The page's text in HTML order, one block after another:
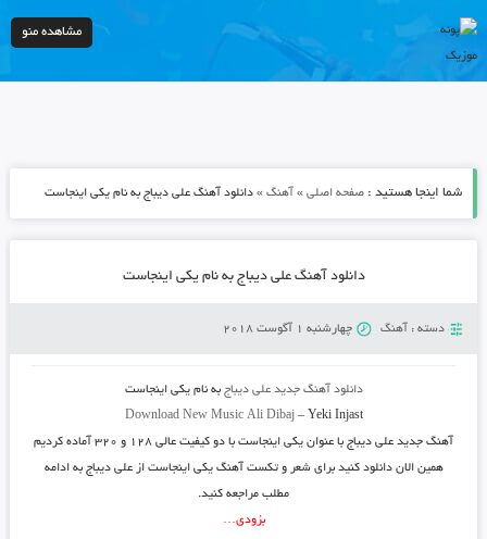
مشاهده منو
شما اینجا هستید : صفحه اصلی» آهنگ» دانلود آهنگ علی دیباج به نام یکی اینجاست
دانلود آهنگ علی دیباج به نام یکی اینجاست
دسته : آهنگ چهارشنبه 1 آگوست 2018
دانلود آهنگ جدید علی دیباج به نامیکی اینجاست
Download New Music Ali Dibaj– Yeki Injast
آهنگ جدید علی دیباج با عنوان یکی اینجاست با دو کیفیت عالی ۱۲۸ و ۳۲۰ آماده کردیم
همین الان دانلود کنید برای شعر و تکست آهنگ یکی اینجاست از علی دیباج به ادامه
مطلب مراجعه کنید.
بزودی…